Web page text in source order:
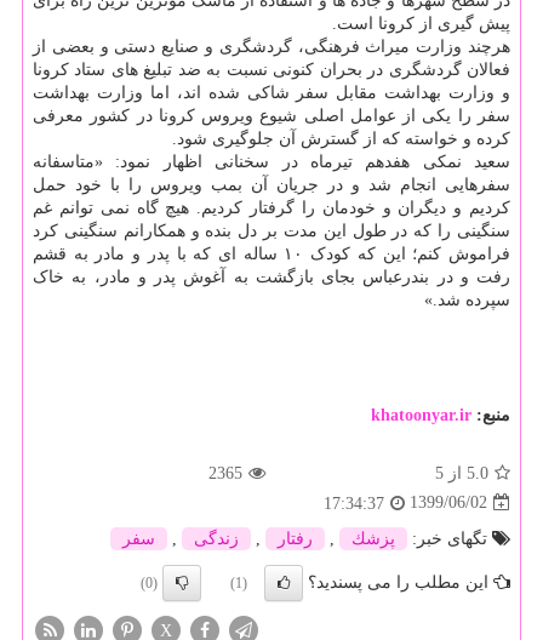
پیش گیری از کرونا است.
هرچند وزارت میراث فرهنگی، گردشگری و صنایع دستی و بعضی از
فعالان گردشگری در بحران کنونی نسبت به ضد تبلیغ های ستاد کرونا
و وزارت بهداشت مقابل سفر شاکی شده اند، اما وزارت بهداشت
سفر را یکی از عوامل اصلی شیوع ویروس کرونا در کشور معرفی
کرده و خواسته که از گسترش آن جلوگیری شود.
سعید نمکی هفدهم تیرماه در سخنانی اظهار نمود: «متاسفانه
سفرهایی انجام شد و در جریان آن بمب ویروس را با خود حمل
کردیم و دیگران و خودمان را گرفتار کردیم. هیچ گاه نمی توانم غم
سنگینی را که در طول این مدت بر دل بنده و همکارانم سنگینی کرد
فراموش کنم؛ این که کودک ۱۰ ساله ای که با پدر و مادر به قشم
رفت و در بندرعباس بجای بازگشت به آغوش پدر و مادر، به خاک
سپرده شد.»
منبع: khatoonyar.ir
5.0 از 5
2365
1399/06/02
17:34:37
تگهای خبر:
پزشك رفتار زندگی سفر
این مطلب را می پسندید؟ (1)
(0)
X